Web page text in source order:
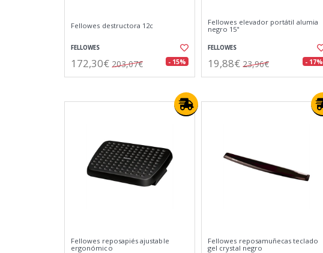
Fellowes destructora 12c
FELLOWES
172,30€ 203,07€ - 15%
Fellowes elevador portátil alumia
negro 15"
FELLOWES
19,88€ 23,96€ - 17%
Fellowes reposapiés ajustable
ergonómico
Fellowes reposamuñecas teclado
gel crystal negro